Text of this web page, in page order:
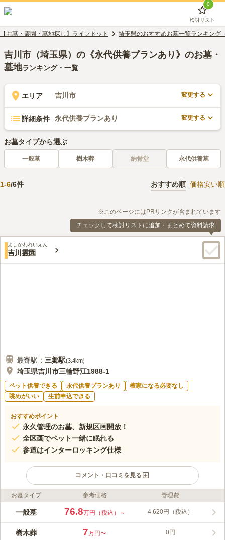
0
検討リスト
【お墓・霊園・墓地探し】ライフドット 埼玉県のおすすめお墓一覧ランキング
吉川市（埼玉県）の《永代供養プランあり》のお墓・
墓地ランキング・一覧
エリア 吉川市 変更する
詳細条件 永代供養プランあり 変更する
お墓タイプから選ぶ
一般墓 樹木葬 納骨堂 永代供養墓
1-6/6件 おすすめ順 価格安い順
※このページにはPRリンクが含まれています
チェックして検討リストに追加・まとめて資料請求
よしかわれいえん
吉川霊園
最寄駅： 三郷駅(3.4km)
埼玉県吉川市三輪野江1988-1
ペット供養できる 永代供養プランあり
檀家になる必要なし
眺めがいい
生前申込できる
おすすめポイント
永久管理のお墓、新規区画開放！
全区画でペット一緒に眠れる
参道はインターロッキング仕様
コメント・口コミを見る
ライフドット編集部のコメント
埼玉県吉川市に新しくできた吉川霊園は、南欧風のガーデニング
どがあり、その中のさまざまなお墓の区画からお選びいただけま
す。園内で一年を通して花が咲き誇っており、四季折々の風景を
お墓タイプ 参考価格 管理費
一般墓 76.8万円（税込）～ 4,620円（税込）
樹木葬 7万円〜 0円